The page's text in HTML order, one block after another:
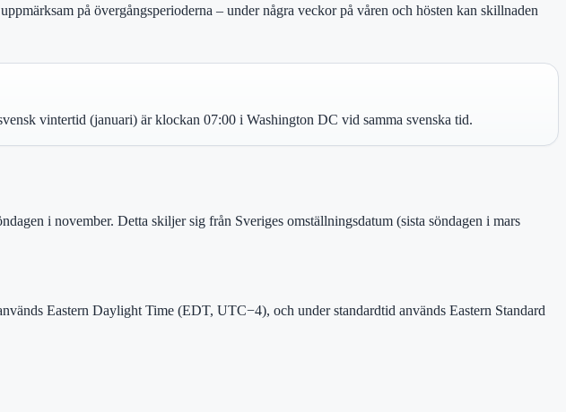
på övergångsperioderna – under några veckor på våren och hösten kan skillnaden
vintertid (januari) är klockan 07:00 i Washington DC vid samma svenska tid.
i november. Detta skiljer sig från Sveriges omställningsdatum (sista söndagen i mars
Eastern Daylight Time (EDT, UTC−4), och under standardtid används Eastern Standard